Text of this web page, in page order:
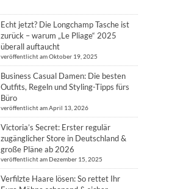
Echt jetzt? Die Longchamp Tasche ist
zurück – warum „Le Pliage“ 2025
überall auftaucht
veröffentlicht am Oktober 19, 2025
Business Casual Damen: Die besten
Outfits, Regeln und Styling-Tipps fürs
Büro
veröffentlicht am April 13, 2026
Victoria’s Secret: Erster regulär
zugänglicher Store in Deutschland &
große Pläne ab 2026
veröffentlicht am Dezember 15, 2025
Verfilzte Haare lösen: So rettet Ihr